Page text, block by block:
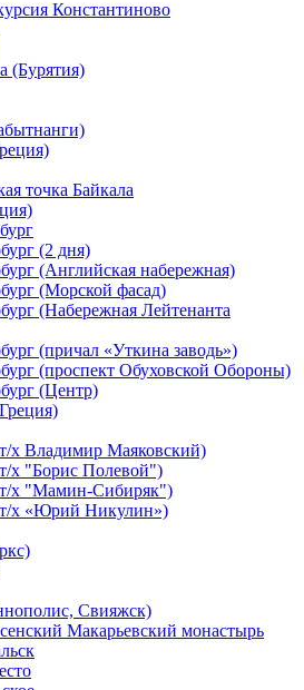
Константиново
(Бурятия)
точка Байкала
(2 дня)
(Английская набережная)
(Морской фасад)
(Набережная Лейтенанта
(причал «Уткина заводь»)
(проспект Обуховской Обороны)
(Центр)
х Владимир Маяковский)
х "Борис Полевой")
х "Мамин-Сибиряк")
х «Юрий Никулин»)
Свияжск)
Макарьевский монастырь